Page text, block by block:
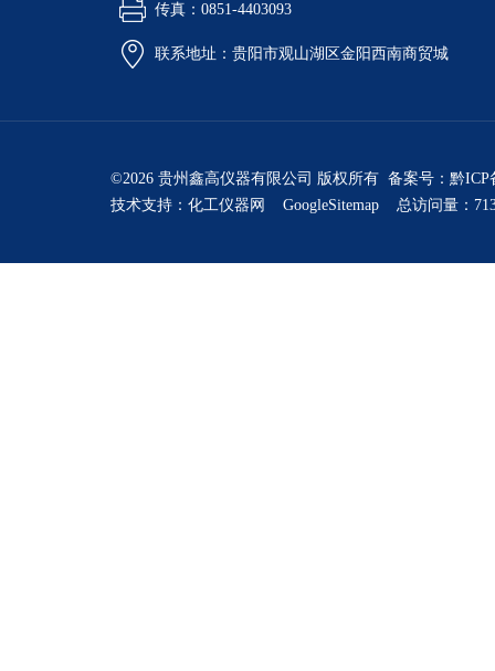
传真：0851-4403093
联系地址：贵阳市观山湖区金阳西南商贸城
©2026 贵州鑫高仪器有限公司 版权所有 备案号： 黔ICP
技术支持： 化工仪器网 GoogleSitemap 总访问量：